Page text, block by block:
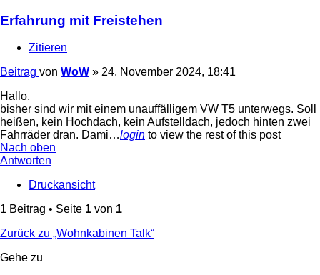
Erfahrung mit Freistehen
Zitieren
Beitrag von WoW » 24. November 2024, 18:41
Hallo,
bisher sind wir mit einem unauffälligem VW T5 unterwegs. Soll
heißen, kein Hochdach, kein Aufstelldach, jedoch hinten zwei
Fahrräder dran. Dami…login to view the rest of this post
Nach oben
Antworten
Druckansicht
1 Beitrag • Seite 1 von 1
Zurück zu „Wohnkabinen Talk“
Gehe zu